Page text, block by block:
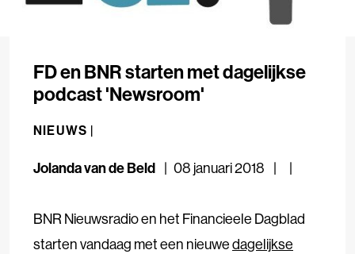
FD en BNR starten met dagelijkse
podcast 'Newsroom'
NIEUWS |
Jolanda van de Beld 08 januari 2018
BNR Nieuwsradio en het Financieele Dagblad
starten vandaag met een nieuwedagelijkse